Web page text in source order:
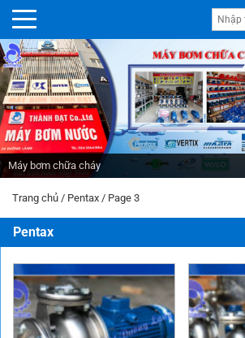
Máy bơm chữa cháy
Trang chủ / Pentax / Page 3
Pentax